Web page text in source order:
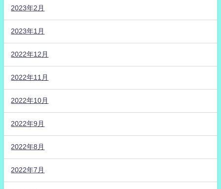
2023年2月
2023年1月
2022年12月
2022年11月
2022年10月
2022年9月
2022年8月
2022年7月